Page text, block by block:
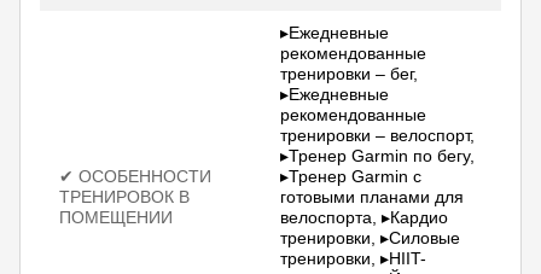
✔ ОСОБЕННОСТИ
ТРЕНИРОВОК В
ПОМЕЩЕНИИ
▸Ежедневные
рекомендованные
тренировки – бег,
▸Ежедневные
рекомендованные
тренировки – велоспорт,
▸Тренер Garmin по бегу,
▸Тренер Garmin с
готовыми планами для
велоспорта, ▸Кардио
тренировки, ▸Силовые
тренировки, ▸HIIT-